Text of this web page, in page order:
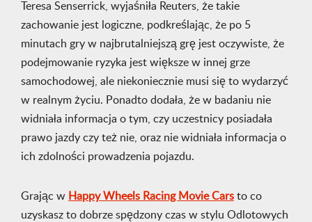
Teresa Senserrick, wyjaśniła Reuters, że takie
zachowanie jest logiczne, podkreślając, że po 5
minutach gry w najbrutalniejszą grę jest oczywiste, że
podejmowanie ryzyka jest większe w innej grze
samochodowej, ale niekoniecznie musi się to wydarzyć
w realnym życiu. Ponadto dodała, że w badaniu nie
widniała informacja o tym, czy uczestnicy posiadała
prawo jazdy czy też nie, oraz nie widniała informacja o
ich zdolności prowadzenia pojazdu.
Grając w Happy Wheels Racing Movie Cars to co
uzyskasz to dobrze spędzony czas w stylu Odlotowych